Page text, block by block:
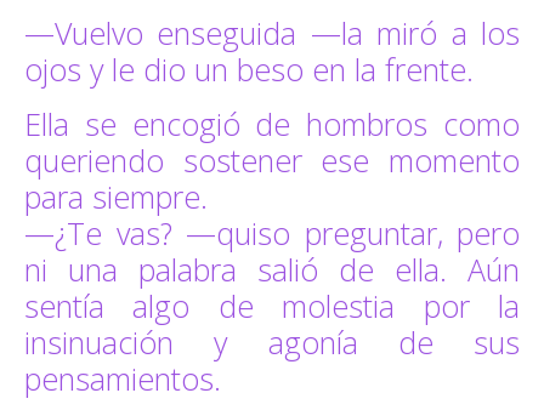
—Vuelvo enseguida —la miró a los
ojos y le dio un beso en la frente.
Ella se encogió de hombros como
queriendo sostener ese momento
para siempre.
—¿Te vas? —quiso preguntar, pero
ni una palabra salió de ella. Aún
sentía algo de molestia por la
insinuación y agonía de sus
pensamientos.